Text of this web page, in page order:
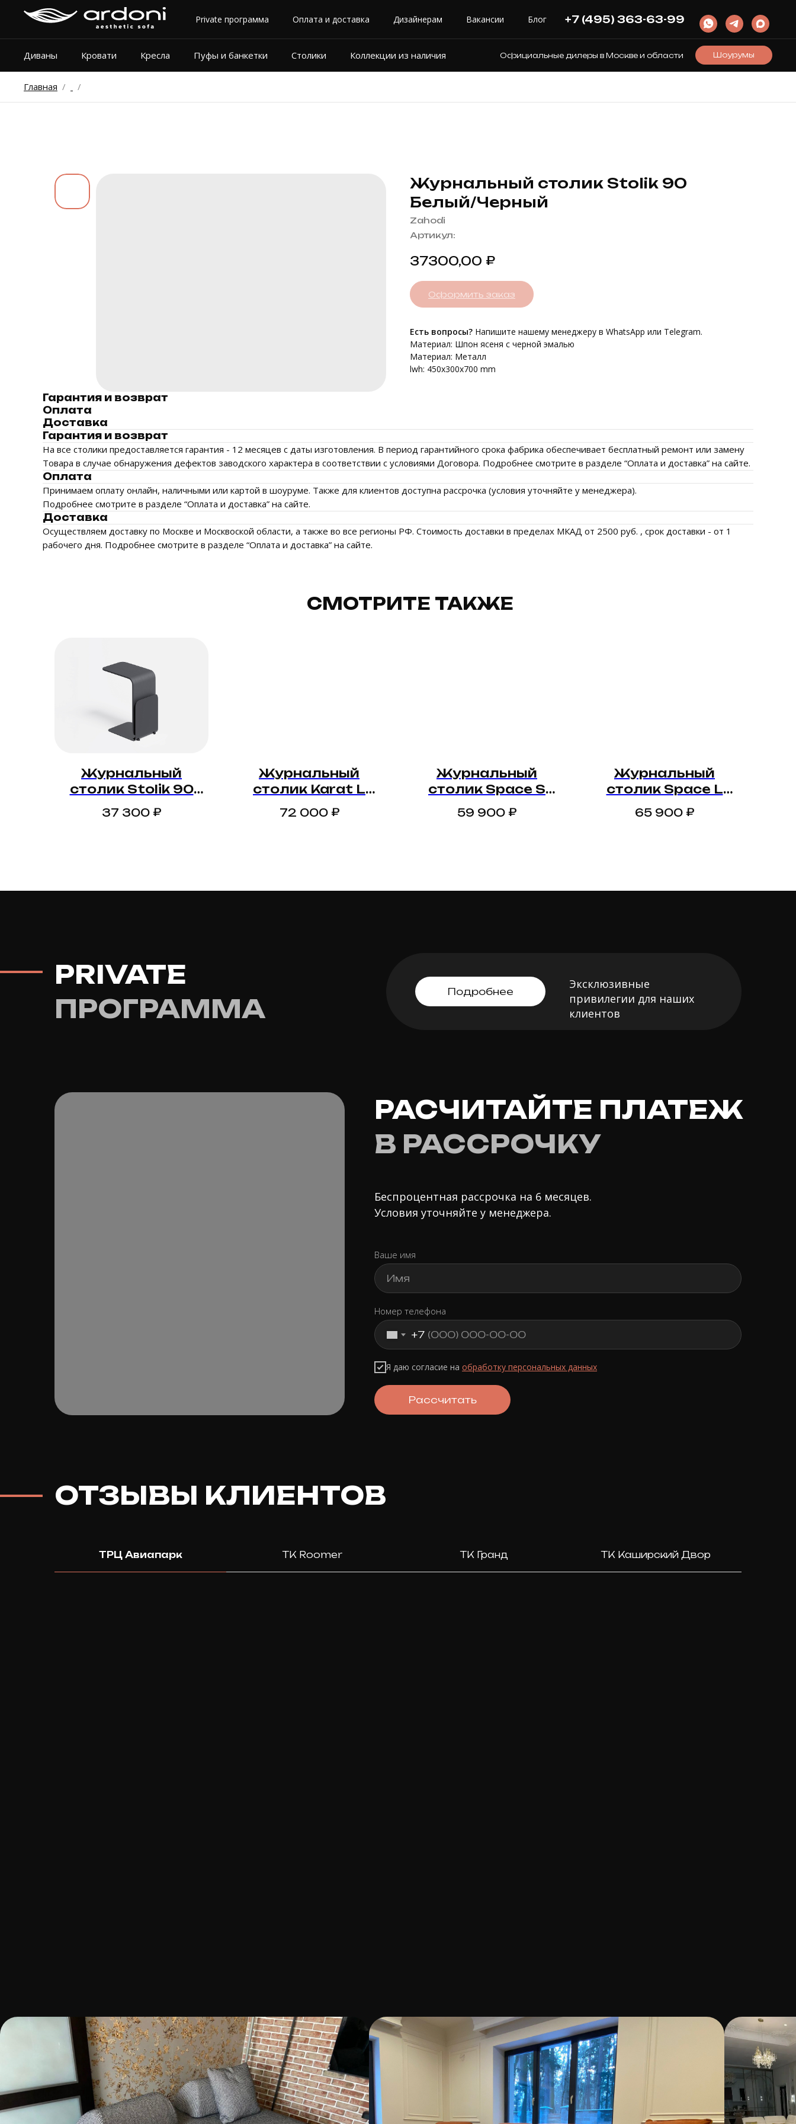
Private программа Оплата и доставка Дизайнерам Вакансии Блог +7 (495) 363-63-99
Диваны Кровати Кресла Пуфы и банкетки Столики Коллекции из наличия Официальные дилеры в Москве и области Шоурумы
Главная / /
Журнальный столик Stolik 90
Белый/Черный
Zahodi
Артикул:
37300,00 ₽
Оформить заказ
Есть вопросы? Напишите нашему менеджеру в WhatsApp или Telegram.
Материал: Шпон ясеня с черной эмалью
Материал: Металл
lwh: 450x300x700 mm
Гарантия и возврат
Оплата
Доставка
Гарантия и возврат
На все столики предоставляется гарантия - 12 месяцев с даты изготовления. В период гарантийного срока фабрика обеспечивает бесплатный ремонт или замену
Товара в случае обнаружения дефектов заводского характера в соответствии с условиями Договора. Подробнее смотрите в разделе “Оплата и доставка” на сайте.
Оплата
Принимаем оплату онлайн, наличными или картой в шоуруме. Также для клиентов доступна рассрочка (условия уточняйте у менеджера).
Подробнее смотрите в разделе “Оплата и доставка” на сайте.
Доставка
Осуществляем доставку по Москве и Москвоской области, а также во все регионы РФ. Стоимость доставки в пределах МКАД от 2500 руб. , срок доставки - от 1
рабочего дня. Подробнее смотрите в разделе “Оплата и доставка” на сайте.
СМОТРИТЕ ТАКЖЕ
Журнальный
столик Stolik 90
Черный
37 300 ₽
Журнальный
столик Karat L
Темный камень
72 000 ₽
Журнальный
столик Space S
Черный/светлый
камень
59 900 ₽
Журнальный
столик Space L
Черный/светлый
камень
65 900 ₽
Подробнее
Эксклюзивные
привилегии для наших
клиентов
PRIVATE
ПРОГРАММА
РАСЧИТАЙТЕ ПЛАТЕЖ
В РАССРОЧКУ
Беспроцентная рассрочка на 6 месяцев.
Условия уточняйте у менеджера.
Ваше имя
Номер телефона
+7
Я даю согласие на обработку персональных данных
Рассчитать
ОТЗЫВЫ КЛИЕНТОВ
ТРЦ Авиапарк ТК Roomer ТК Гранд ТК Каширский Двор